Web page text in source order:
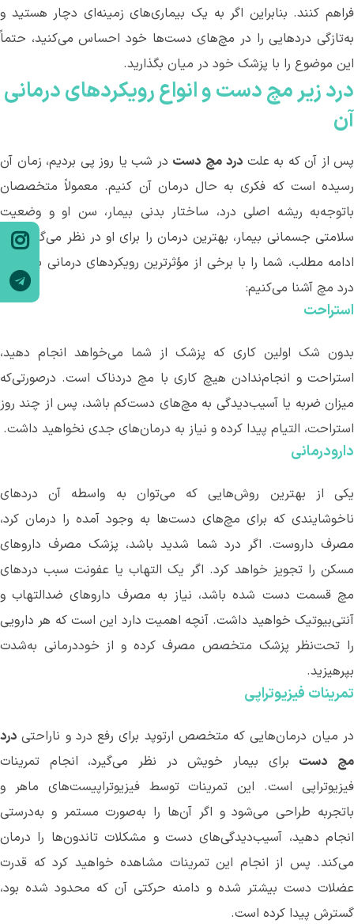
فراهم کنند. بنابراین اگر به یک بیماریهای زمینهای دچار هستید و
به‌تازگی دردهایی را در مچ‌های دست‌ها خود احساس میکنید، حتماً
این موضوع را با پزشک خود در میان بگذارید.
دردزیرمچدستوانواعرویکردهایدرمانی
آن
پس از آن که به علت درد مچ دست در شب یا روز پی بردیم، زمان آن
رسیده است که فکری به حال درمان آن کنیم. معمولاً متخصصان
باتوجه‌به ریشه اصلی درد، ساختار بدنی بیمار، سن او و وضعیت
سلامتی جسمانی بیمار، بهترین درمان را برای او در نظر میگیرند. در
ادامه مطلب، شما را با برخی از مؤثرترین رویکردهای درمانی برای رفع
درد مچ آشنا میکنیم:
استراحت
بدون شک اولین کاری که پزشک از شما میخواهد انجام دهید،
استراحت و انجام‌ندادن هیچ کاری با مچ دردناک است. درصورتی‌که
میزان ضربه یا آسیب‌دیدگی به مچ‌های دست‌کم باشد، پس از چند روز
استراحت، التیام پیدا کرده و نیاز به درمانهای جدی نخواهید داشت.
دارودرمانی
یکی از بهترین روشهایی که میتوان به واسطه آن دردهای
ناخوشایندی که برای مچ‌های دست‌ها به وجود آمده را درمان کرد،
مصرف داروست. اگر درد شما شدید باشد، پزشک مصرف داروهای
مسکن را تجویز خواهد کرد. اگر یک التهاب یا عفونت سبب دردهای
مچ قسمت دست شده باشد، نیاز به مصرف داروهای ضدالتهاب و
آنتی‌بیوتیک خواهید داشت. آنچه اهمیت دارد این است که هر دارویی
را تحت‌نظر پزشک متخصص مصرف کرده و از خوددرمانی به‌شدت
بپرهیزید.
تمرینات فیزیوتراپی
در میان درمانهایی که متخصص ارتوپد برای رفع درد و ناراحتی درد
مچ دست برای بیمار خویش در نظر میگیرد، انجام تمرینات
فیزیوتراپی است. این تمرینات توسط فیزیوتراپیستهای ماهر و
باتجربه طراحی میشود و اگر آنها را به‌صورت مستمر و به‌درستی
انجام دهید، آسیب‌دیدگی‌های دست و مشکلات تاندونها را درمان
میکند. پس از انجام این تمرینات مشاهده خواهید کرد که قدرت
عضلات دست بیشتر شده و دامنه حرکتی آن که محدود شده بود،
گسترش پیدا کرده است.